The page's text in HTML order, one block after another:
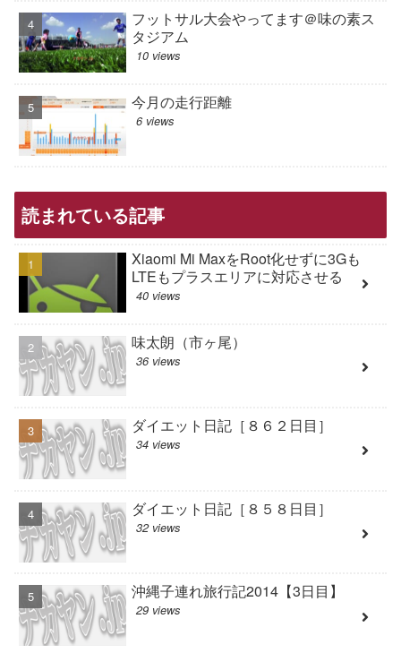
フットサル大会やってます＠味の素ス
タジアム
10 views
今月の走行距離
6 views
読まれている記事
Xiaomi Mi MaxをRoot化せずに3Gも
LTEもプラスエリアに対応させる
40 views
味太朗（市ヶ尾）
36 views
ダイエット日記［８６２日目］
34 views
ダイエット日記［８５８日目］
32 views
沖縄子連れ旅行記2014【3日目】
29 views